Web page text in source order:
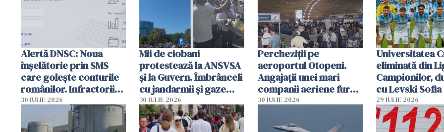
Alertă DNSC: Noua
înșelătorie prin SMS
care golește conturile
românilor. Infractorii
folosesc numele
Ghișeul.ro și al Poliției
Române
30 IULIE 2026
Mii de ciobani
protestează la ANSVSA
și la Guvern. Îmbrânceli
cu jandarmii și gaze
lacrimogene
30 IULIE 2026
Percheziții pe
aeroportul Otopeni.
Angajații unei mari
companii aeriene furau
parfumuri, ceasuri și
vânzării
30 IULIE 2026
Universitatea
eliminată din
Campionilor,
cu Levski Sofia
29 IULIE 2026